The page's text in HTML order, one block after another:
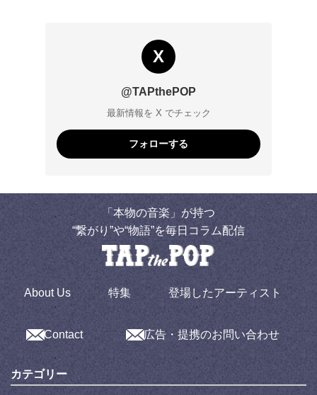
X
@TAPthePOP
最新情報を X でチェック
フォローする
「本物の音楽」が持つ
“繋がり”や“物語”を毎日コラム配信
About Us 特集 登場したアーティスト
Contact 広告・提携のお問い合わせ
カテゴリー